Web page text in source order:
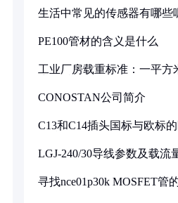
生活中常见的传感器有哪些
PE100管材的含义是什么
工业厂房载重标准：一平方
CONOSTAN公司简介
C13和C14插头国标与欧标
LGJ-240/30导线参数及载流
寻找nce01p30k MOSFET管